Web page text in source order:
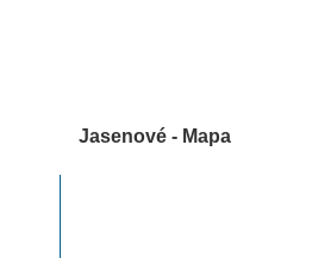
Jasenové - Mapa